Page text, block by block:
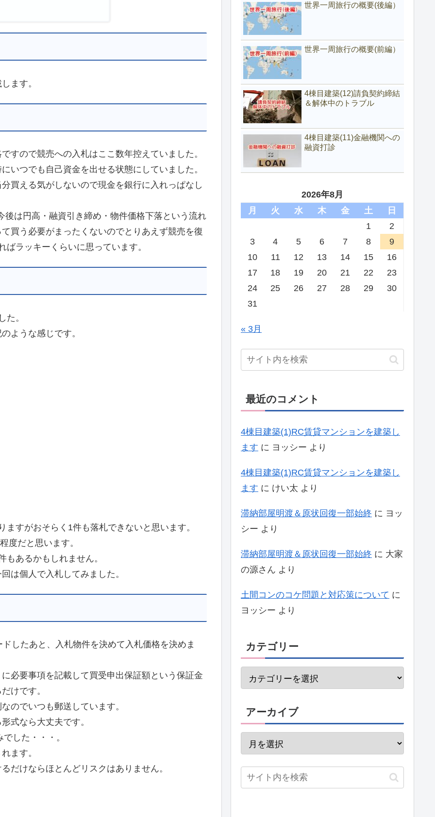
ます。
すので競売への入札はここ数年控えていました。
いつでも自己資金を出せる状態にしていました。
買える気がしないので現金を銀行に入れっぱなし
は円高・融資引き締め・物件価格下落という流れ
買う必要がまったくないのでとりあえず競売を復
ラッキーくらいに思っています。
た。
ような感じです。
すがおそらく1件も落札できないと思います。
度だと思います。
あるかもしれません。
は個人で入札してみました。
したあと、入札物件を決めて入札価格を決めま
必要事項を記載して買受申出保証額という保証金
けです。
のでいつも郵送しています。
式なら大丈夫です。
した・・・。
ます。
だけならほとんどリスクはありません。
世界一周旅行の概要(後編）
世界一周旅行の概要(前編）
4棟目建築(12)請負契約締結
＆解体中のトラブル
4棟目建築(11)金融機関への
融資打診
2026年8月
月
火 水 木 金 土
日
1
2
3
4 5 6 7 8
9
10
11 12 13 14 15
16
17
18 19 20 21 22
23
24
25 26 27 28 29
30
31
« 3月
最近のコメント
4棟目建築(1)RC賃貸マンションを建築し
ます に ヨッシー より
4棟目建築(1)RC賃貸マンションを建築し
ます に けい太 より
滞納部屋明渡＆原状回復一部始終 に ヨッ
シー より
滞納部屋明渡＆原状回復一部始終 に 大家
の源さん より
土間コンのコケ問題と対応策について に
ヨッシー より
カテゴリー
アーカイブ